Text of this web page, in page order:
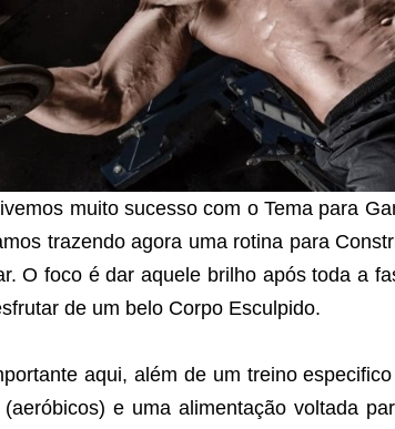
muito sucesso com o Tema para
trazendo agora uma rotina para
O foco é dar aquele brilho após toda a
de um belo Corpo Esculpido.
aqui, além de um treino
e uma alimentação voltada